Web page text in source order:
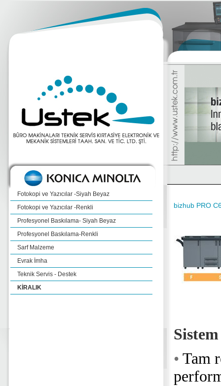
Fotokopi ve Yazıcılar -Siyah Beyaz
Fotokopi ve Yazıcılar -Renkli
Profesyonel Baskılama- Siyah Beyaz
Profesyonel Baskılama-Renkli
Sarf Malzeme
Evrak İmha
Teknik Servis - Destek
KİRALIK
bizhub PRO
• Tam